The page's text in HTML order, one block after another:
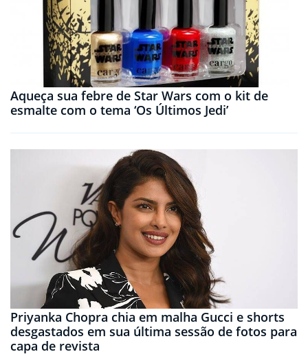
Aqueça sua febre de Star Wars com o kit de
esmalte com o tema ‘Os Últimos Jedi’
Priyanka Chopra chia em malha Gucci e shorts
desgastados em sua última sessão de fotos para
capa de revista